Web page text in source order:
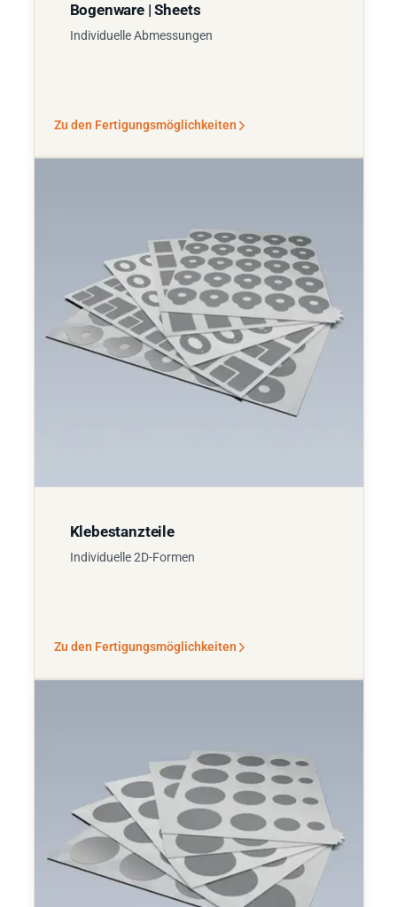
Bogenware | Sheets
Individuelle Abmessungen
Zu den Fertigungsmöglichkeiten
Klebestanzteile
Individuelle 2D-Formen
Zu den Fertigungsmöglichkeiten